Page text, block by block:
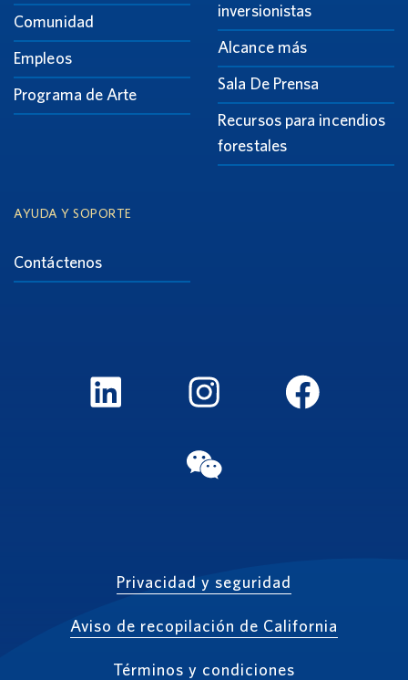
Comunidad
Empleos
Programa de Arte
inversionistas
Alcance más
Sala De Prensa
Recursos para incendios
forestales
AYUDA Y SOPORTE
Contáctenos
Privacidad y seguridad
Aviso de recopilación de California
Términos y condiciones